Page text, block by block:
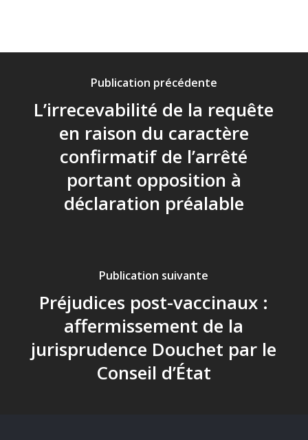
Publication précédente
L’irrecevabilité de la requête
en raison du caractère
confirmatif de l’arrêté
portant opposition à
déclaration préalable
Publication suivante
Préjudices post-vaccinaux :
affermissement de la
jurisprudence Douchet par le
Conseil d’État